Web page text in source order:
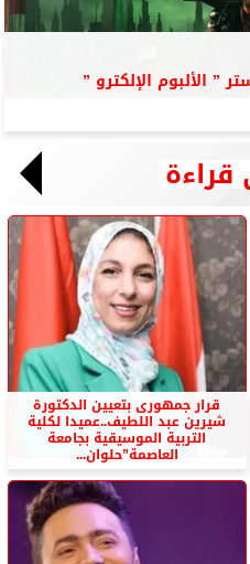
الألبوم الإلكترو ”
قراءة
قرار جمهورى بتعيين الدكتورة
شيرين عبد اللطيف..عميدا لكلية
التربية الموسيقية بجامعة
العاصمة”حلوان...